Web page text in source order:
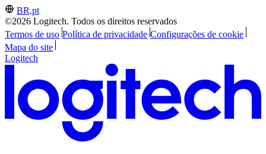
BR,pt
©2026 Logitech. Todos os direitos reservados
Termos de uso Política de privacidade Configurações de cookie
Mapa do site
Logitech